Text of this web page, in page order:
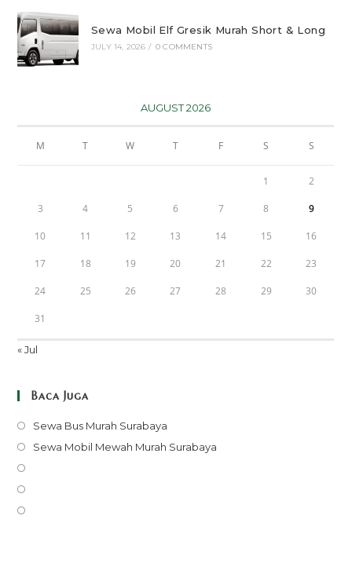
Sewa Mobil Elf Gresik Murah Short & Long
JULY 14, 2026 / 0 COMMENTS
AUGUST 2026
M T W T F S S
1 2
3 4 5 6 7 8 9
10 11 12 13 14 15 16
17 18 19 20 21 22 23
24 25 26 27 28 29 30
31
« Jul
Baca Juga
Sewa Bus Murah Surabaya
in
Sewa Mobil Mewah Murah Surabaya